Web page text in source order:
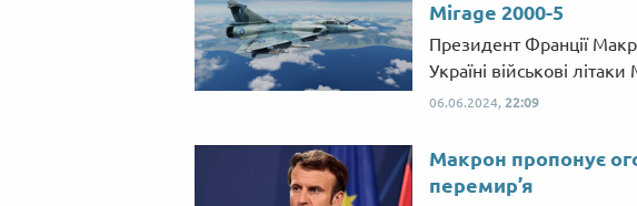
Mirage 2000-5
Президент Франції
Україні військові
06.06.2024, 22:09
Макрон пропонує
перемир’я